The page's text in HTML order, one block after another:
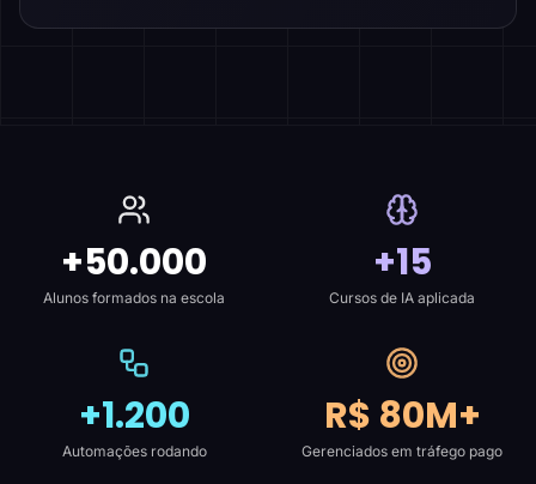
+50.000
Alunos formados na escola
+15
Cursos de IA aplicada
+1.200
Automações rodando
R$ 80M+
Gerenciados em tráfego pago